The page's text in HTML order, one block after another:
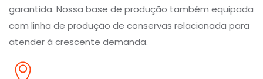
garantida. Nossa base de produção também equipada
com linha de produção de conservas relacionada para
atender à crescente demanda.